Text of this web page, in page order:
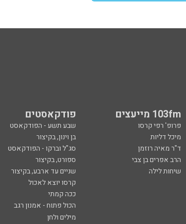
103fm מייעצים פודקאסטים
פרופ' רפי קרסו שבע תשע - הפודקאסט
מיכל דליות בן וינון, בקיצור
ד"ר מאיה רוזמן סג"ל וברקו - הפודקאסט
הרב אפרים בן צבי ספורט, בקיצור
שיחות לילה שניים עד ארבע, בקיצור
קרסו יוצא לאכול
ככה קמתי
הכול פתוח - אמנון רגב
מילים ולחן